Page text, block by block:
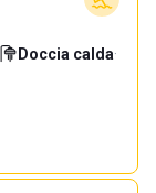
Doccia calda·